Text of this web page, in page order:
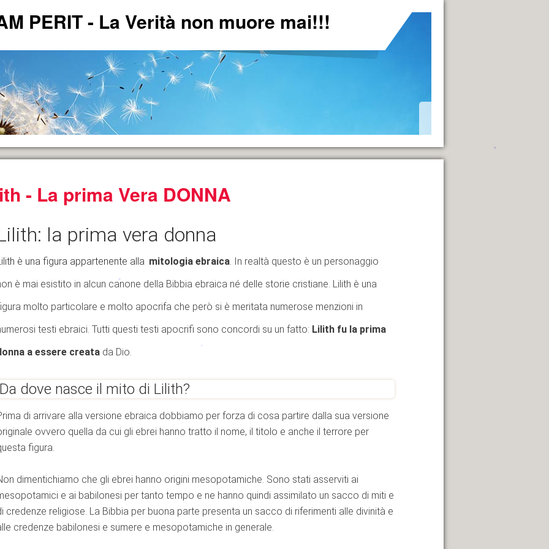
PERIT - La Verità non muore mai!!!
NELLO GNOSTICISMO
sumeri
italiano
- La prima Vera DONNA
la prima vera donna
è una figura appartenente alla mitologia ebraica. In realtà questo è un personaggio
è mai esistito in alcun canone della Bibbia ebraica né delle storie cristiane. Lilith è una
molto particolare e molto apocrifa che però si è meritata numerose menzioni in
testi ebraici. Tutti questi testi apocrifi sono concordi su un fatto: Lilith fu la prima
a essere creata da Dio.
Da dove nasce il mito di Lilith?
di arrivare alla versione ebraica dobbiamo per forza di cosa partire dalla sua versione
ovvero quella da cui gli ebrei hanno tratto il nome, il titolo e anche il terrore per
figura.
dimentichiamo che gli ebrei hanno origini mesopotamiche. Sono stati asserviti ai
e ai babilonesi per tanto tempo e ne hanno quindi assimilato un sacco di miti e
credenze religiose. La Bibbia per buona parte presenta un sacco di riferimenti alle divinità e
credenze babilonesi e sumere e mesopotamiche in generale.
*